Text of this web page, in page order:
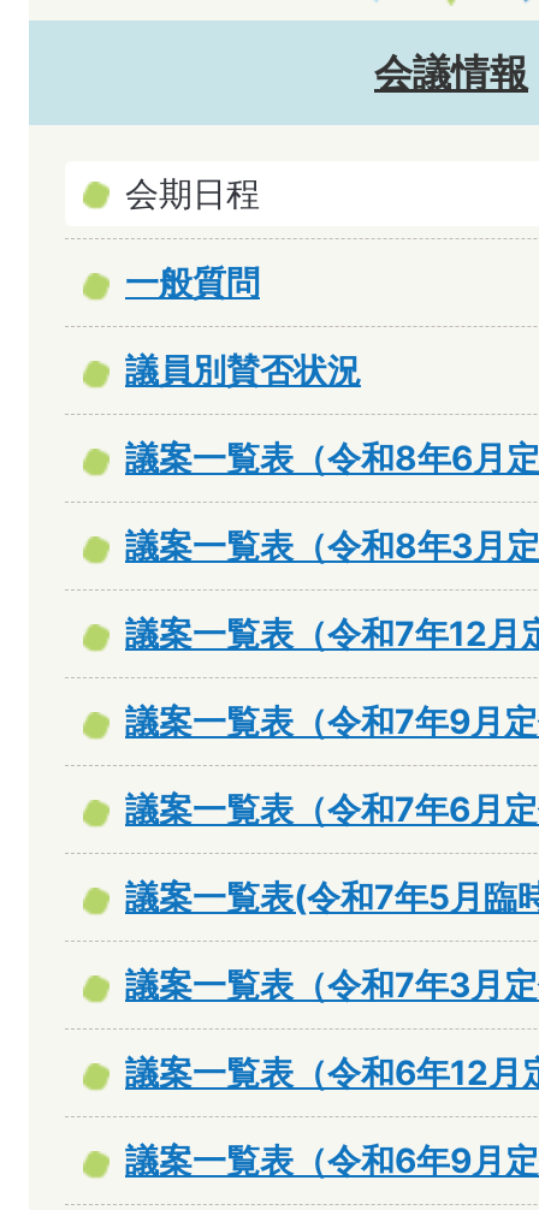
会議情報
会期日程
一般質問
議員別賛否状況
議案一覧表（令和8年6月
議案一覧表（令和8年3月
議案一覧表（令和7年12月
議案一覧表（令和7年9月
議案一覧表（令和7年6月
議案一覧表(令和7年5月臨
議案一覧表（令和7年3月
議案一覧表（令和6年12月
議案一覧表（令和6年9月